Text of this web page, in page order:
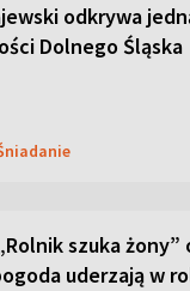
odkrywa
Dolnego Śląska
szuka
uderzają w